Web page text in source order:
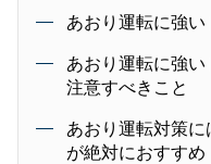
あおり運転に強
あおり運転に強
注意すべきこと
あおり運転対策
が絶対におすすめ